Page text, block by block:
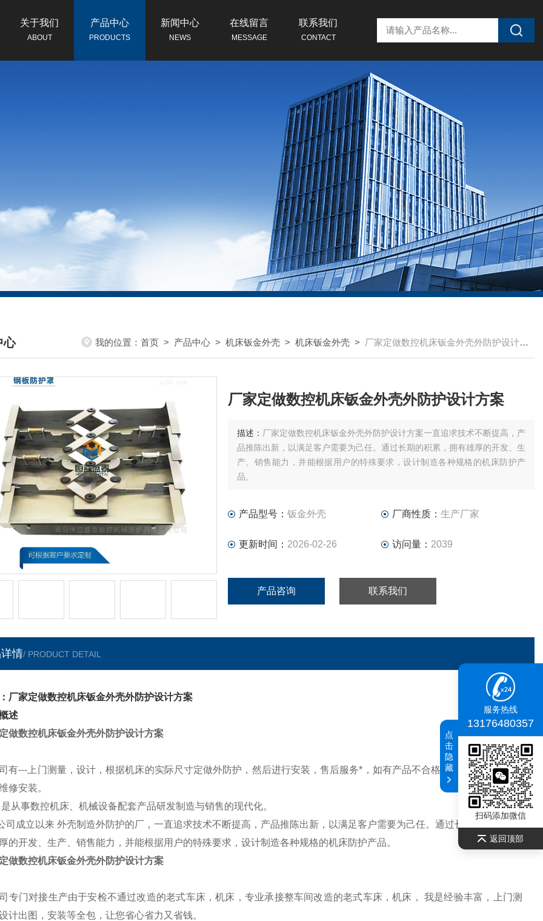
关于我们
ABOUT
产品中心
PRODUCTS
新闻中心
NEWS
在线留言
MESSAGE
联系我们
CONTACT
心
CENTER
我的位置：首页 > 产品中心 >机床钣金外壳 >机床钣金外壳 > 厂家定做数控机床钣金外壳外防护设计方案
厂家定做数控机床钣金外壳外防护设计方案
描述： 厂家定做数控机床钣金外壳外防护设计方案一直追求技术不断提高，产
品推陈出新，以满足客户需要为己任。通过长期的积累，拥有雄厚的开发、生
产、销售能力，并能根据用户的特殊要求，设计制造各种规格的机床防护产
品。
产品型号： 钣金外壳 厂商性质： 生产厂家
更新时间： 2026-02-26 访问量： 2039
产品咨询 联系我们
情/ PRODUCT DETAIL
厂家定做数控机床钣金外壳外防护设计方案
述
做数控机床钣金外壳外防护设计方案
有---上门测量，设计，根据机床的实际尺寸定做外防护，然后进行安装，售后服务*，如有产品不合格等异议，*有我公司
修安装。
从事数控机床、机械设备配套产品研发制造与销售的现代化。
成立以来 外壳制造外防护的厂，一直追求技术不断提高，产品推陈出新，以满足客户需要为己任。通过长期的积累，拥
的开发、生产、销售能力，并能根据用户的特殊要求，设计制造各种规格的机床防护产品。
做数控机床钣金外壳外防护设计方案
专门对接生产由于安检不通过改造的老式车床，机床，专业承接整车间改造的老式车床，机床， 我是经验丰富，上门测
计出图，安装等全包，让您省心省力又省钱。
服务热线
13176480357
扫码添加微信
返回顶部
点
击
隐
藏